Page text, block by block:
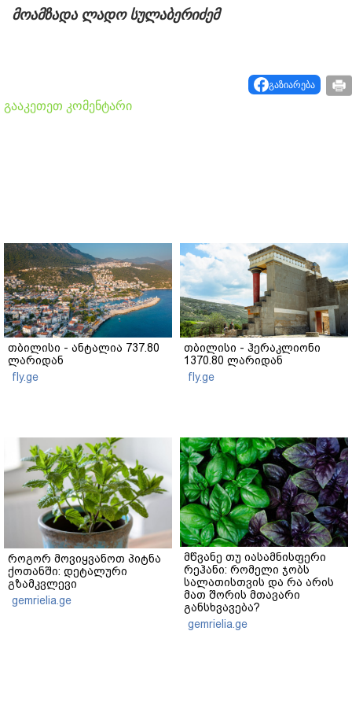
მოამზადა ლადო სულაბერიძემ
გაზიარება
გააკეთეთ კომენტარი
თბილისი - ანტალია 737.80
ლარიდან
fly.ge
თბილისი - ჰერაკლიონი
1370.80 ლარიდან
fly.ge
როგორ მოვიყვანოთ პიტნა
ქოთანში: დეტალური
გზამკვლევი
gemrielia.ge
მწვანე თუ იასამნისფერი
რეჰანი: რომელი ჯობს
სალათისთვის და რა არის
მათ შორის მთავარი
განსხვავება?
gemrielia.ge